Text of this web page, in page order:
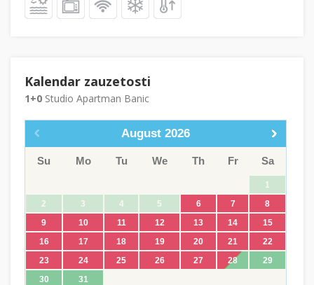
Kalendar zauzetosti
1+0 Studio Apartman Banic
August 2026
Su Mo Tu We Th Fr Sa
1
2
3 4 5 6 7
8
9
10 11 12 13 14
15
16
17 18 19 20 21
22
23
24 25 26 27 28
29
30
31